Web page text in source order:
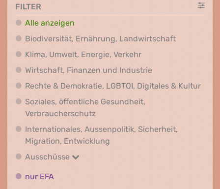
FILTER
Alle anzeigen
Biodiversität, Ernährung, Landwirtschaft
Klima, Umwelt, Energie, VerkehrKlima, Umwelt,
Wirtschaft, Finanzen und Industrie
Rechte & Demokratie, LGBTQI, Digitales & Kultur
Soziales, öffentliche Gesundheit,
Verbraucherschutz
Internationales, Aussenpolitik, Sicherheit,
Migration, Entwicklung
Ausschüsse
Ausschüsse
nur EFA